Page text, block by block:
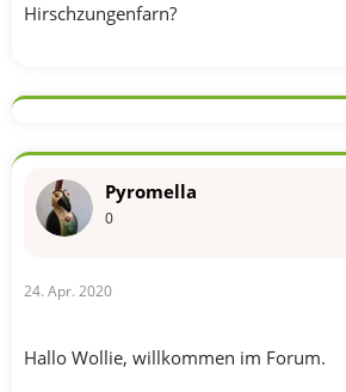
Hirschzungenfarn?
Pyromella
0
24. Apr. 2020
Hallo Wollie, willkommen im Forum.